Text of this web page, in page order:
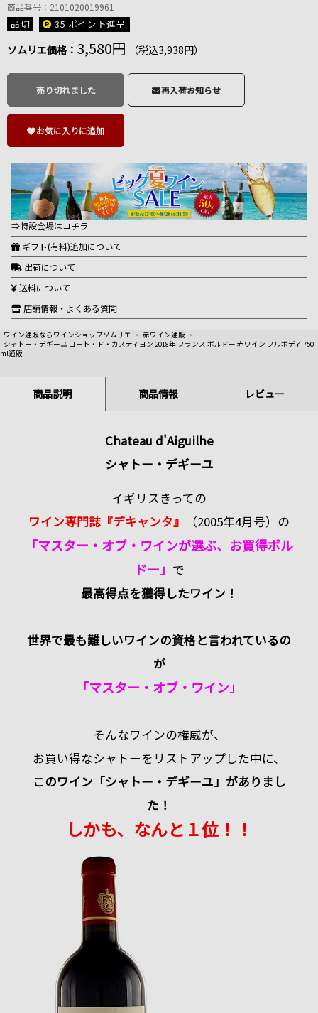
商品番号：2101020019961
品切 35 ポイント進呈
ソムリエ価格： 3,580円 （税込3,938円）
売り切れました 再入荷お知らせ
お気に入りに追加
⇒特設会場はコチラ
ギフト(有料)追加について
出荷について
送料について
店舗情報・よくある質問
ワイン通販ならワインショップソムリエ > 赤ワイン通販 >
シャトー・デギーユ コート・ド・カスティヨン 2018年 フランス ボルドー 赤ワイン フルボディ 750
ml通販
商品説明 商品情報 レビュー
Chateau d'Aiguilhe
シャトー・デギーユ
イギリスきっての
ワイン専門誌『デキャンタ』
（2005年4月号）の
「マスター・オブ・ワインが選ぶ、お買得ボル
ドー」 で
最高得点を獲得したワイン！
世界で最も難しいワインの資格と言われているの
が
「マスター・オブ・ワイン」
そんなワインの権威が、
お買い得なシャトーをリストアップした中に、
このワイン「シャトー・デギーユ」がありまし
た！
しかも、なんと１位！！